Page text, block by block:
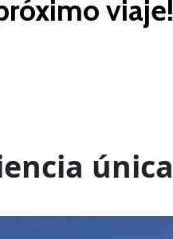
viaje!
única